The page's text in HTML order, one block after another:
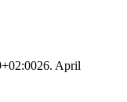
26. April